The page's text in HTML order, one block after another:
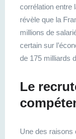
corrélation entre
révèle que la
millions de
certain sur
de 175 milliards
Le
Une des raisons